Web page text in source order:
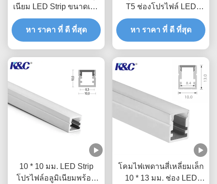
เนียม LED Strip ขนาดเล็ก
แบบอะโนไดซ์
หา ราคา ที่ ดี ที่สุด
T5 ช่องโปรไฟล์ LED
พร้อม PC Diffuser Cover
หา ราคา ที่ ดี ที่สุด
10 * 10 มม. LED Strip
โปรไฟล์อลูมิเนียมพร้อม
โคมไฟเพดานสี่เหลี่ยมเล็ก
10 * 13 มม. ช่อง LED